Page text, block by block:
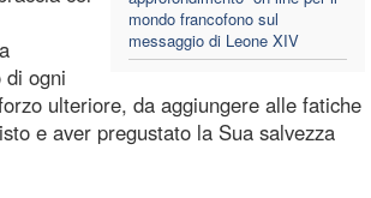
mondo francofono sul
messaggio di Leone XIV
di ogni
ulteriore, da aggiungere alle fatiche
e aver pregustato la Sua salvezza